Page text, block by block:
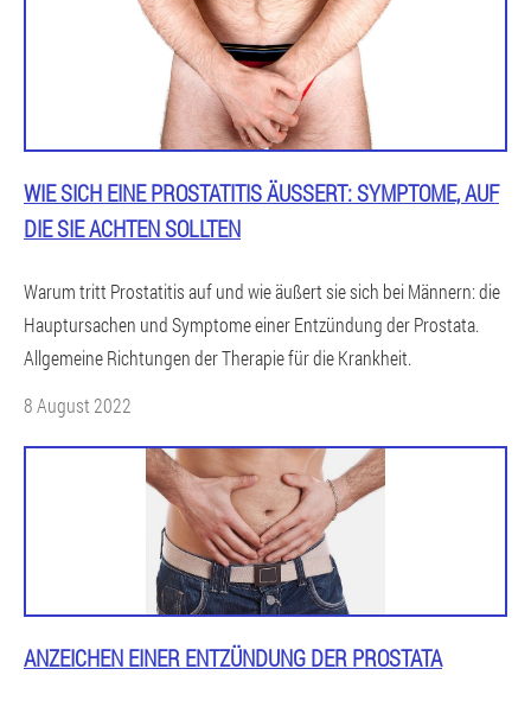
WIE SICH EINE PROSTATITIS ÄUSSERT: SYMPTOME, AUF D
IE SIE ACHTEN SOLLTEN
Warum tritt Prostatitis auf und wie äußert sie sich bei Männern: die
Hauptursachen und Symptome einer Entzündung der Prostata.
Allgemeine Richtungen der Therapie für die Krankheit.
8 August 2022
ANZEICHEN EINER ENTZÜNDUNG DER PROSTATA